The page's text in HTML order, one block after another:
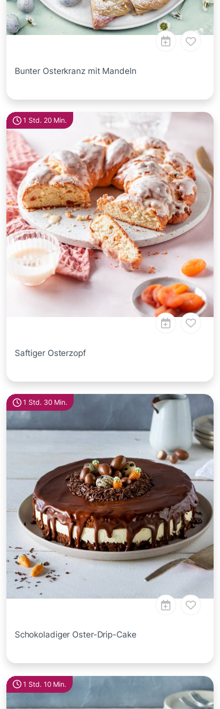
Bunter Osterkranz mit Mandeln
1 Std. 20 Min.
Saftiger Osterzopf
1 Std. 30 Min.
Schokoladiger Oster-Drip-Cake
1 Std. 10 Min.